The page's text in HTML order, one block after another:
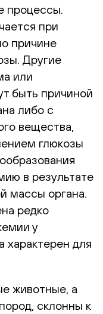
процессы.
при
причине
Другие
или
быть причиной
либо с
вещества,
глюкозы
в результате
массы органа.
редко
у
характерен для
животные, а
склонны к